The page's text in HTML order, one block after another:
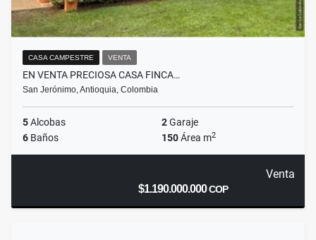
CASA CAMPESTRE VENTA
EN VENTA PRECIOSA CASA FINCA…
San Jerónimo, Antioquia, Colombia
5Alcobas 2Garaje
6 Baños 150Área m2
Venta
$1.190.000.000COP